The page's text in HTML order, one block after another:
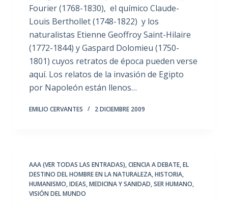
Fourier (1768-1830), el químico Claude-
Louis Berthollet (1748-1822) y los
naturalistas Etienne Geoffroy Saint-Hilaire
(1772-1844) y Gaspard Dolomieu (1750-
1801) cuyos retratos de época pueden verse
aquí. Los relatos de la invasión de Egipto
por Napoleón están llenos…
EMILIO CERVANTES 2 DICIEMBRE 2009
AAA (VER TODAS LAS ENTRADAS),CIENCIA A DEBATE,EL
DESTINO DEL HOMBRE EN LA NATURALEZA,HISTORIA,
HUMANISMO,IDEAS,MEDICINA Y SANIDAD,SER HUMANO,
VISIÓN DEL MUNDO